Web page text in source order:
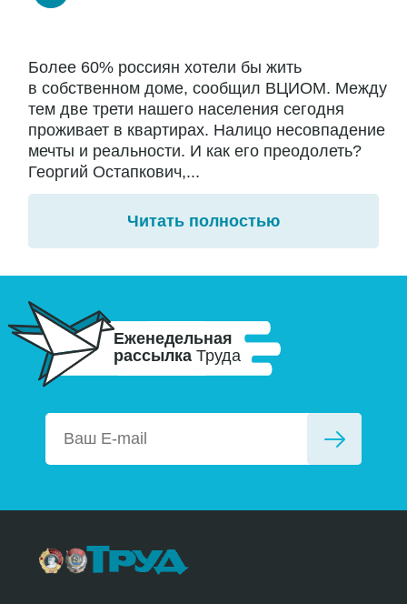
Более 60% россиян хотели бы жить
в собственном доме, сообщил ВЦИОМ. Между
тем две трети нашего населения сегодня
проживает в квартирах. Налицо несовпадение
мечты и реальности. И как его преодолеть?
Георгий Остапкович,...
Читать полностью
Еженедельная
рассылка Труда